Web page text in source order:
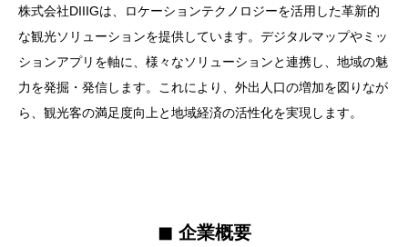
株式会社DIIIGは、ロケーションテクノロジーを活用した革新的
な観光ソリューションを提供しています。デジタルマップやミッ
ションアプリを軸に、様々なソリューションと連携し、地域の魅
力を発掘・発信します。これにより、外出人口の増加を図りなが
ら、観光客の満足度向上と地域経済の活性化を実現します。
◼︎ 企業概要